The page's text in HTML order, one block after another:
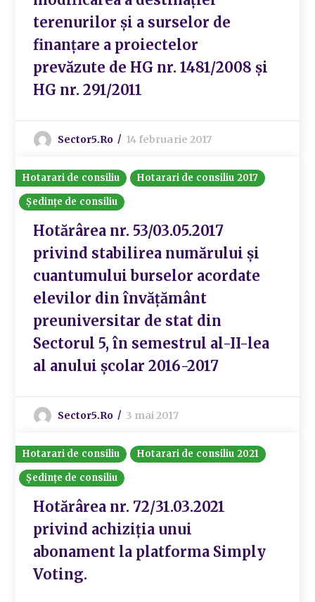
terenurilor și a surselor de
finanțare a proiectelor
prevăzute de HG nr. 1481/2008 și
HG nr. 291/2011
Sector5.ro 14 februarie 2017
Hotarari de consiliu
Hotarari de consiliu 2017
Ședințe de consiliu
Hotărârea nr. 53/03.05.2017
privind stabilirea numărului și
cuantumului burselor acordate
elevilor din învățământ
preuniversitar de stat din
Sectorul 5, în semestrul al-II-lea
al anului școlar 2016-2017
Sector5.ro 3 mai 2017
Hotarari de consiliu
Hotarari de consiliu 2021
Ședințe de consiliu
Hotărârea nr. 72/31.03.2021
privind achiziția unui
abonament la platforma Simply
Voting.